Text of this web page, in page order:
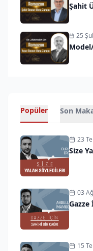
Şahit
25
Popüler Son
23
Size
03
Gazze
15